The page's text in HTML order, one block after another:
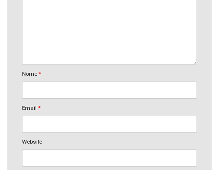
Nome *
Email *
Website